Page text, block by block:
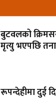
बुटवलको
मृत्यु भएपछि
रूपन्देहीमा दुई